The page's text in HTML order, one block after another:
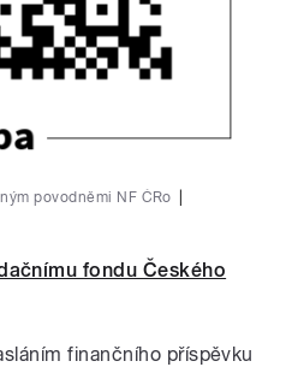
povodněmi NF ČRo
fondu Českého
finančního příspěvku